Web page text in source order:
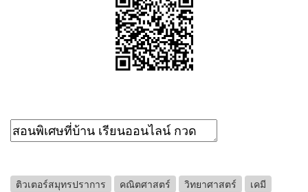
ติวเตอร์สมุทรปราการ คณิตศาสตร์ วิทยาศาสตร์ เคมี